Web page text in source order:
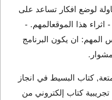
لوضع افكار تساعد على
هذا الموقعالمهم. -
ان يكون البرنامج
كتاب البسيط في انجاز
كتاب إلكتروني من